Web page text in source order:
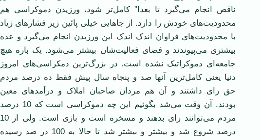
ناقص انجام می‌گیرد تا بعدا” کامل‌تر شود، ورزیدن دموکراسی هم
محدودیت‌های خودش را دارد. از جاهایی خیلی پائین زیر فشار‌های زیاد
با محدودیت‌های فراوان اندک اندک این ورزیدن انجام می‌گیرد و عده
بیشتری می‌پیوندند و فضای فعالیت‌شان بیشتر می‌شود. یک باره هیچ
جامعه‌ای دموکراتیک نشده است. در بزرگ‌ترین دمکراسی‌های امروز
دنیا یعنی کامل‌ترین آنها صد و پنجاه سال پیش فقط ده درصد مردم
حق رای داشتند و آن هم مردان صاحبان املاک و درآمدهای معین
بودند. آن وقت می‌شد بگوئیم این چه دموکراسی است که 10 درصد
مردم می‌توانند رای بدهند و مسخره است و بازی است. ولی از 10
درصد شروع شد و بیشتر و بیشتر شد تا حالا به 100 در صد رسیده